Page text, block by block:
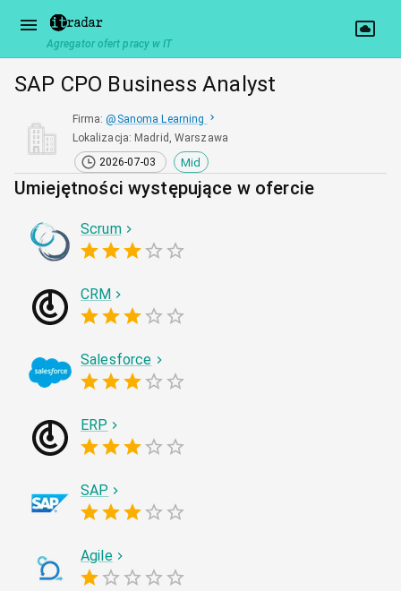
Agregator ofert pracy w IT
SAP CPO Business Analyst
Firma: @ Sanoma Learning
Lokalizacja: Madrid, Warszawa
2026-07-03
Mid
Umiejętności występujące w ofercie
Scrum
CRM
Salesforce
ERP
SAP
Agile